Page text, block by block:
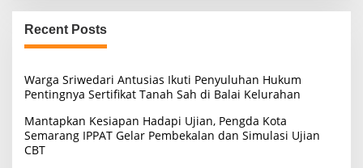
r
c
h
f
r
:
Recent Posts
Warga Sriwedari Antusias Ikuti Penyuluhan Hukum
Pentingnya Sertifikat Tanah Sah di Balai Kelurahan
Mantapkan Kesiapan Hadapi Ujian, Pengda Kota
Semarang IPPAT Gelar Pembekalan dan Simulasi Ujian
CBT